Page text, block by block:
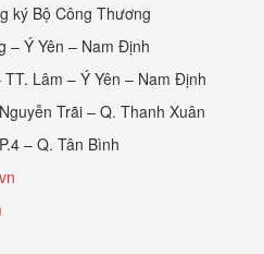
ký Bộ Công Thương
– Ý Yên – Nam Định
Lâm – Ý Yên – Nam Định
Trãi – Q. Thanh Xuân
– Q. Tân Bình